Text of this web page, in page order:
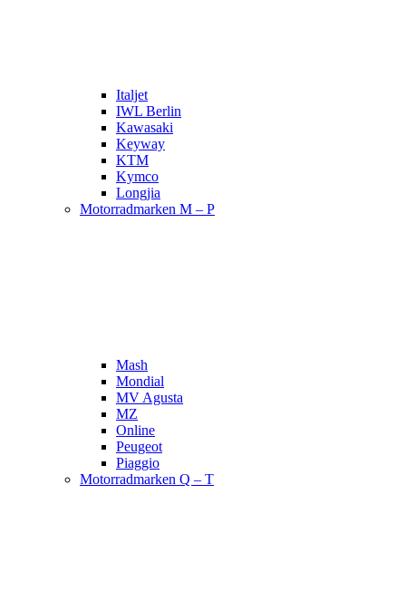
Italjet
IWL Berlin
Kawasaki
Keyway
KTM
Kymco
Longjia
Motorradmarken M – P
Mash
Mondial
MV Agusta
MZ
Online
Peugeot
Piaggio
Motorradmarken Q – T